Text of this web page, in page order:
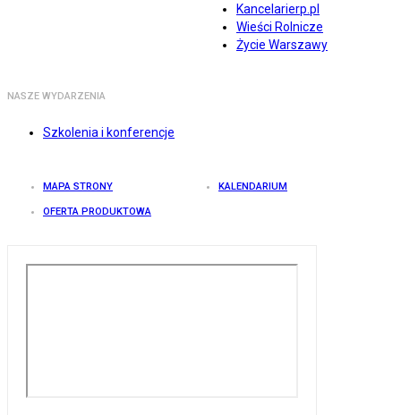
Kancelarierp.pl
Wieści Rolnicze
Życie Warszawy
NASZE WYDARZENIA
Szkolenia i konferencje
MAPA STRONY KALENDARIUM
OFERTA PRODUKTOWA